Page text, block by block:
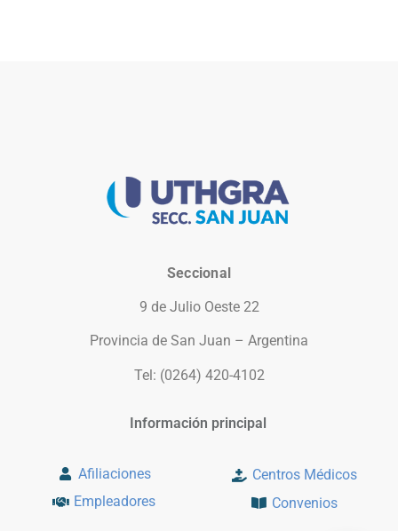
Seccional
9 de Julio Oeste 22
Provincia de San Juan – Argentina
Tel: (0264) 420-4102
Información principal
Afiliaciones
Centros Médicos
Empleadores
Convenios